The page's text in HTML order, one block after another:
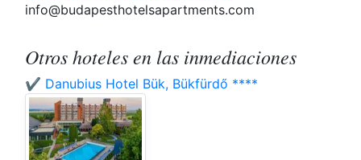
info@budapesthotelsapartments.com
Otros hoteles en las inmediaciones
✔️ Danubius Hotel Bük, Bükfürdő ****